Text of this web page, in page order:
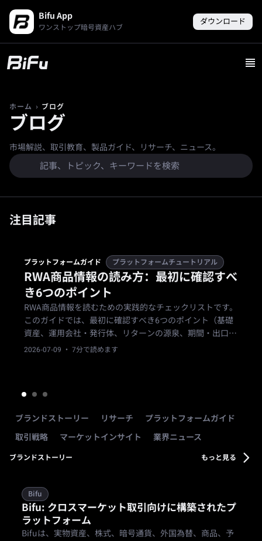
Bifu App
ワンストップ暗号資産ハブ
ダウンロード
ホーム › ブログ
ブログ
市場解説、取引教育、製品ガイド、リサーチ、ニュース。
注目記事
プラットフォームガイド プラットフォームチュートリアル
RWA商品情報の読み方：最初に確認すべ
き6つのポイント
RWA商品情報を読むための実践的なチェックリストです。
このガイドでは、最初に確認すべき6つのポイント（基礎
資産、運用会社・発行体、リターンの源泉、期間・出口の
条件、主なリスク、自分への適合性）を順に説明します。
2026-07-09 · 7分で読めます
ブランドストーリー リサーチ
プラットフォームガイド
取引戦略
マーケットインサイト 業界ニュース
ブランドストーリー もっと見る
Bifu
Bifu: クロスマーケット取引向けに構築されたプ
ラットフォーム
Bifuは、実物資産、株式、暗号通貨、外国為替、商品、予